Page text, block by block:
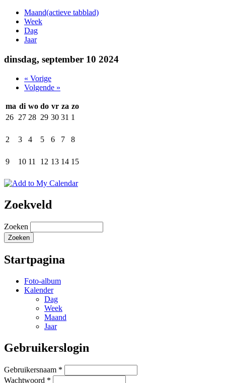
Maand(actieve tabblad)
Week
Dag
Jaar
dinsdag, september 10 2024
« Vorige
Volgende »
ma di wo do vr za zo
26 27 28 29 30 31 1
2 3 4 5 6 7 8
9 10 11 12 13 14 15
Zoekveld
Zoeken
Startpagina
Foto-album
Kalender
Dag
Week
Maand
Jaar
Gebruikerslogin
Gebruikersnaam *
Wachtwoord *